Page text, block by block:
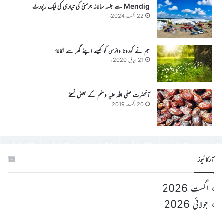
Mendig سے جلسہ سالانہ جرمنی کی تیاری کی ایک رپورٹ
22 اگست 2024ء
ہم نے کورونا وائرس کو کیسے اپنے گھر سے نکالا؟
21 اپریل 2020ء
آنحضرت صلی اللہ علیہ وسلم کے بعض نسخے
20 اگست 2019ء
آرکائیوز
اگست 2026
جولائی 2026